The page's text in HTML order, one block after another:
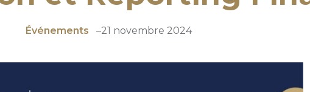
Événements –21 novembre 2024